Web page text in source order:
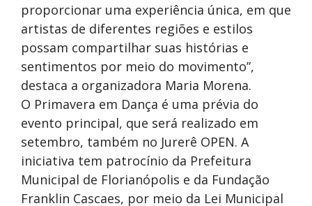
proporcionar uma experiência única, em que
artistas de diferentes regiões e estilos
possam compartilhar suas histórias e
sentimentos por meio do movimento”,
destaca a organizadora Maria Morena.
O Primavera em Dança é uma prévia do
evento principal, que será realizado em
setembro, também no Jurerê OPEN. A
iniciativa tem patrocínio da Prefeitura
Municipal de Florianópolis e da Fundação
Franklin Cascaes, por meio da Lei Municipal